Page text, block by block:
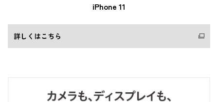
iPhone 11
詳しくはこちら